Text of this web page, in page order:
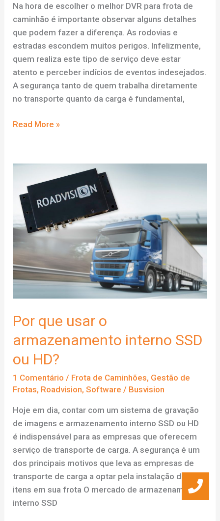
Na hora de escolher o melhor DVR para frota de
caminhão é importante observar alguns detalhes
que podem fazer a diferença. As rodovias e
estradas escondem muitos perigos. Infelizmente,
quem realiza este tipo de serviço deve estar
atento e perceber indícios de eventos indesejados.
A segurança tanto de quem trabalha diretamente
no transporte quanto da carga é fundamental,
DVR
a
frota
caminhão,
como
escolher
o
melhor
equipamento
Read More »
Por que usar o
armazenamento interno SSD
ou HD?
1 Comentário / Frota de Caminhões, Gestão de
Frotas, Roadvision,Software / Busvision
Hoje em dia, contar com um sistema de gravação
de imagens e armazenamento interno SSD ou HD
é indispensável para as empresas que oferecem
serviço de transporte de carga. A segurança é um
dos principais motivos que leva as empresas de
transporte de carga a optar pela instalação desses
itens em sua frota O mercado de armazenamento
interno SSD